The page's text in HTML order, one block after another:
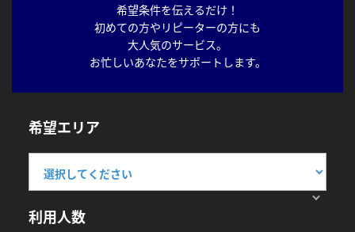
希望条件を伝えるだけ！
初めての方やリピーターの方にも
大人気のサービス。
お忙しいあなたをサポートします。
希望エリア
利用人数